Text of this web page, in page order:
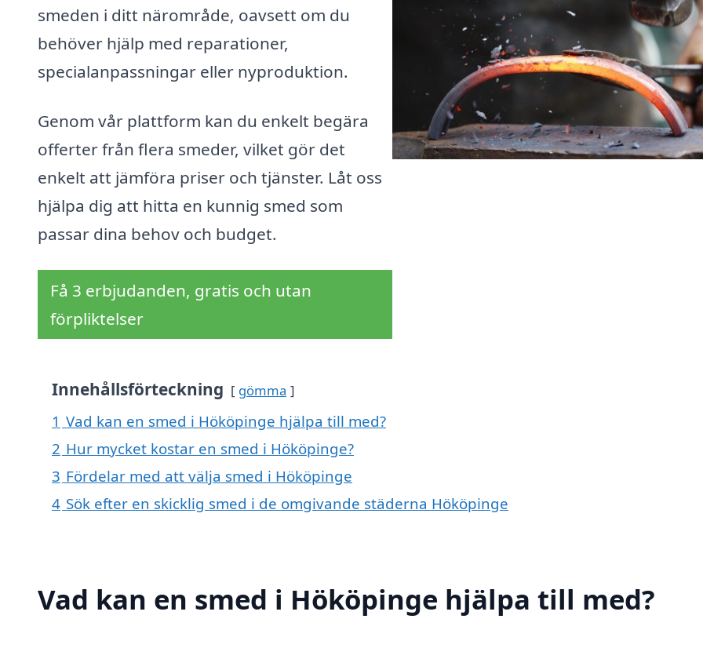
smeden i ditt närområde, oavsett om du
behöver hjälp med reparationer,
specialanpassningar eller nyproduktion.
Genom vår plattform kan du enkelt begära
offerter från flera smeder, vilket gör det
enkelt att jämföra priser och tjänster. Låt oss
hjälpa dig att hitta en kunnig smed som
passar dina behov och budget.
Få 3 erbjudanden, gratis och utan
förpliktelser
Innehållsförteckning gömma
1 Vad kan en smed i Hököpinge hjälpa till med?
2 Hur mycket kostar en smed i Hököpinge?
3 Fördelar med att välja smed i Hököpinge
4 Sök efter en skicklig smed i de omgivande städerna Hököpinge
Vad kan en smed i Hököpinge hjälpa till med?